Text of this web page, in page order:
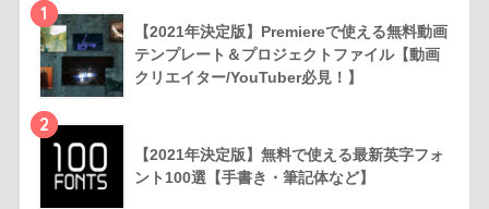
1
【2021年決定版】Premiereで使える無料動画
テンプレート＆プロジェクトファイル【動画
クリエイター/YouTuber必見！】
2
【2021年決定版】無料で使える最新英字フォ
ント100選【手書き・筆記体など】